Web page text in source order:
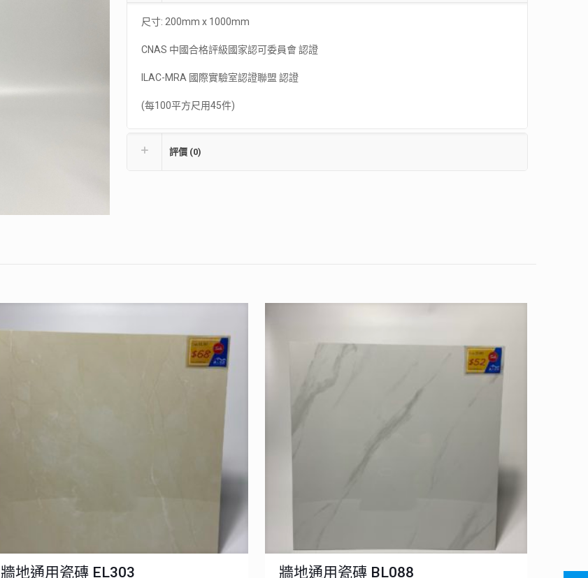
尺寸: 200mm x 1000mm
CNAS 中國合格評級國家認可委員會 認證
ILAC-MRA 國際實驗室認證聯盟 認證
(每100平方尺用45件)
評價 (0)
牆地通用瓷磚 EL303 牆地通用瓷磚 BL088